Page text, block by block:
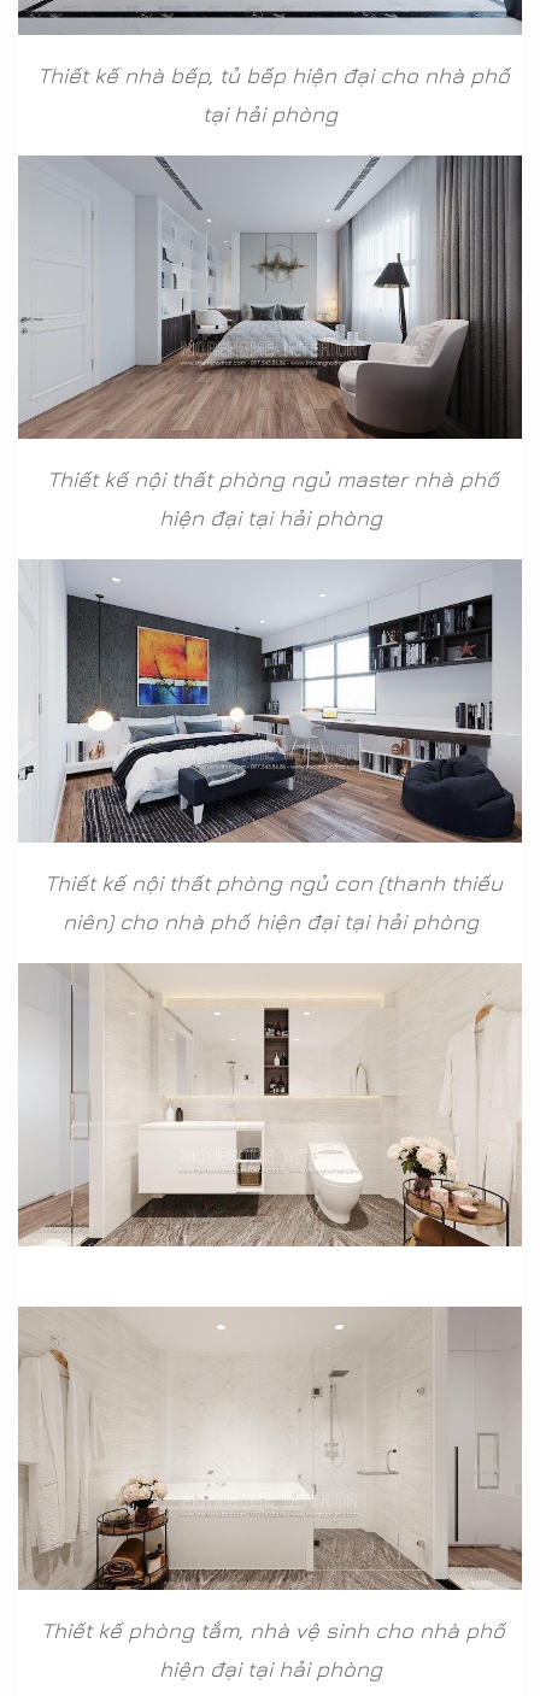
Thiết kế nhà bếp, tủ bếp hiện đại cho nhà phố
tại hải phòng
Thiết kế nội thất phòng ngủ master nhà phố
hiện đại tại hải phòng
Thiết kế nội thất phòng ngủ con (thanh thiếu
niên) cho nhà phố hiện đại tại hải phòng
Thiết kế phòng tắm, nhà vệ sinh cho nhà phố
hiện đại tại hải phòng